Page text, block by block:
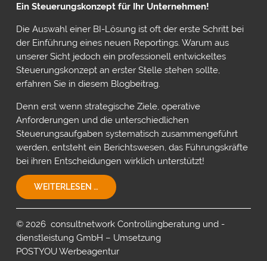
Ein Steuerungskonzept für Ihr Unternehmen!
Die Auswahl einer BI-Lösung ist oft der erste Schritt bei
der Einführung eines neuen Reportings. Warum aus
unserer Sicht jedoch ein professionell entwickeltes
Steuerungskonzept an erster Stelle stehen sollte,
erfahren Sie in diesem Blogbeitrag.
Denn erst wenn strategische Ziele, operative
Anforderungen und die unterschiedlichen
Steuerungsaufgaben systematisch zusammengeführt
werden, entsteht ein Berichtswesen, das Führungskräfte
bei ihren Entscheidungen wirklich unterstützt!
WEITERLESEN …EIN
STEUERUNGSKONZEPT
UNTERNEHMEN!
© 2026 consultnetwork Controllingberatung und -
dienstleistung GmbH – Umsetzung
POSTYOU Werbeagentur